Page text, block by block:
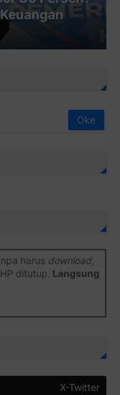
harus download,
ditutup. Langsung
X-Twitter